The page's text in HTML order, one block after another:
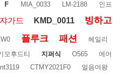
F MIA_0033 LM-2188 인프
쟈가드 KMD_0011
빙하고
플루크 패션
헤일리
모후드티 지퍼식 O565
에어
nt3119 CTMY2021F0 얼음여왕